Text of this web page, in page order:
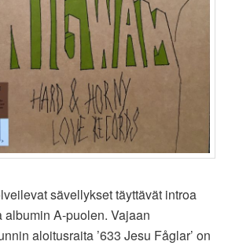
sävellykset täyttävät introa
albumin A-puolen. Vajaan
aloitusraita ’633 Jesu Fåglar’ on